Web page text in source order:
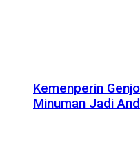
Kemenperin
Minuman Jadi